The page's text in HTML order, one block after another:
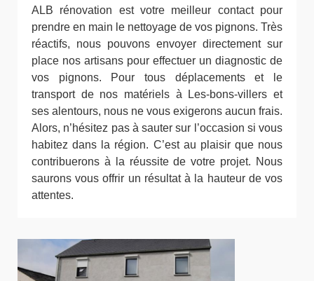
ALB rénovation est votre meilleur contact pour
prendre en main le nettoyage de vos pignons. Très
réactifs, nous pouvons envoyer directement sur
place nos artisans pour effectuer un diagnostic de
vos pignons. Pour tous déplacements et le
transport de nos matériels à Les-bons-villers et
ses alentours, nous ne vous exigerons aucun frais.
Alors, n’hésitez pas à sauter sur l’occasion si vous
habitez dans la région. C’est au plaisir que nous
contribuerons à la réussite de votre projet. Nous
saurons vous offrir un résultat à la hauteur de vos
attentes.